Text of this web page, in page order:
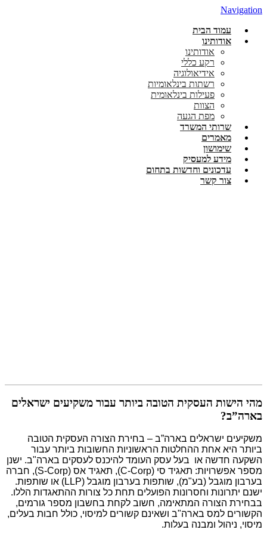
Navigation
עמוד הבית
אודותינו
אודותינו
רקע כללי
אידיאולוגיה
רשתות בינלאומיות
פעילות בינלאומית
הצוות
מפת הגעה
שרותי המשרד
מאמרים
שימושון
מידע למעסיק
עדכונים וחדשות בתחום
צור קשר
מהי הישות העסקית הטובה ביותר עבור משקיעים ישראלים
בארה”ב?
משקיעים ישראלים בארה”ב – בחירת הצורה העסקית הטובה
ביותר היא אחת ההחלטות הראשוניות החשובות ביותר עבור
השקעה חדשה או בעל עסק העומד להיכנס לעסקים בארה"ב. ישנן
מספר אפשרויות: תאגיד סי (C-Corp), תאגיד אס (S-Corp), חברה
בערבון מוגבל (בע"מ), שותפות בערבון מוגבל (LLP) או שותפות.
ישנם יתרונות וחסרונות הפועלים תחת כל צורות ההתאגדות הללו.
בבחירת הצורה המתאימה, חשוב לקחת בחשבון מספר גורמים,
הקשורים למס בארה"ב ושאינם קשורים למיסוי, כולל חבות בעלים,
מיסוי, ניהול ומבנה בעלות.